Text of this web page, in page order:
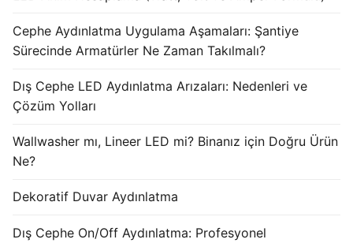
Dış Mekan LED Driver
DMX BİLGİ
DMX Nedir? Ürün Çeşitleri Nelerdir?
Cephe Animasyon LEDLine Serisi
Cephe Aydınlatma Uygulama Aşamaları: Şantiye
Sürecinde Armatürler Ne Zaman Takılmalı?
Dış Cephe LED Aydınlatma Arızaları: Nedenleri ve
Çözüm Yolları
Wallwasher mı, Lineer LED mi? Binanız için Doğru Ürün
Ne?
Dekoratif Duvar Aydınlatma
Dış Cephe On/Off Aydınlatma: Profesyonel